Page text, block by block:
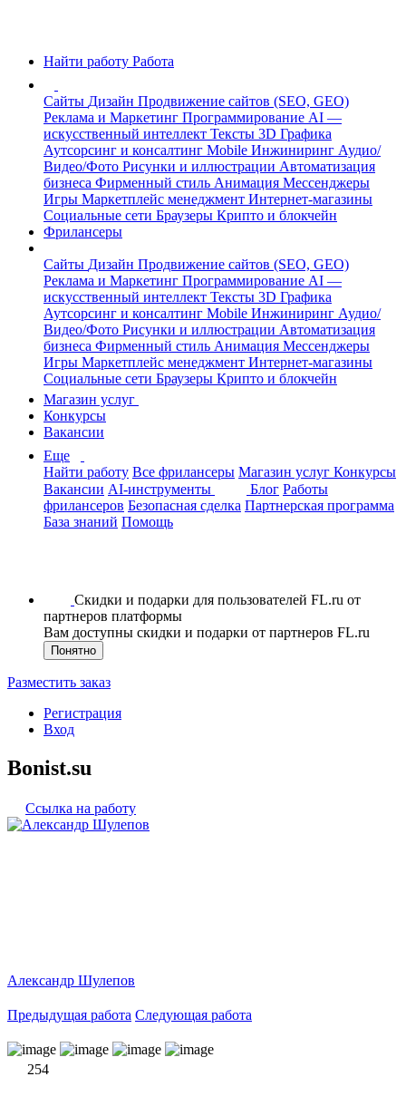
Найти работу Работа
Сайты Дизайн Продвижение сайтов (SEO, GEO)
Реклама и Маркетинг Программирование AI —
искусственный интеллект Тексты 3D Графика
Аутсорсинг и консалтинг Mobile Инжиниринг Аудио/
Видео/Фото Рисунки и иллюстрации Автоматизация
бизнеса Фирменный стиль Анимация Мессенджеры
Игры Маркетплейс менеджмент Интернет-магазины
Социальные сети Браузеры Крипто и блокчейн
Фрилансеры
Сайты Дизайн Продвижение сайтов (SEO, GEO)
Реклама и Маркетинг Программирование AI —
искусственный интеллект Тексты 3D Графика
Аутсорсинг и консалтинг Mobile Инжиниринг Аудио/
Видео/Фото Рисунки и иллюстрации Автоматизация
бизнеса Фирменный стиль Анимация Мессенджеры
Игры Маркетплейс менеджмент Интернет-магазины
Социальные сети Браузеры Крипто и блокчейн
Магазин услуг
Конкурсы
Вакансии
Еще
Найти работу Все фрилансеры Магазин услуг Конкурсы
Вакансии AI-инструменты Блог Работы
фрилансеров Безопасная сделка Партнерская программа
База знаний Помощь
Скидки и подарки для пользователей FL.ru от
партнеров платформы
Вам доступны скидки и подарки от партнеров FL.ru
Понятно
Разместить заказ
Регистрация
Вход
Bonist.su
Ссылка на работу
Александр Шулепов
Предыдущая работа Следующая работа
254